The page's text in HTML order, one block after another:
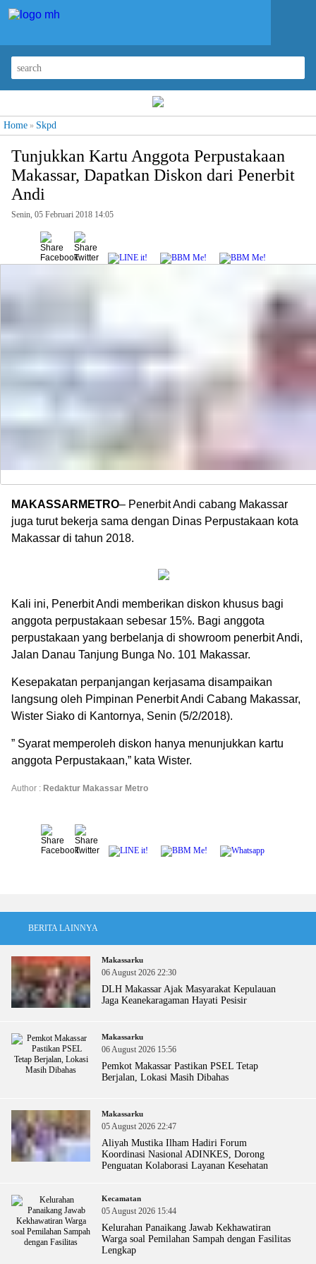
Home » Skpd
Tunjukkan Kartu Anggota Perpustakaan
Makassar, Dapatkan Diskon dari Penerbit
Andi
Senin, 05 Februari 2018 14:05
MAKASSARMETRO– Penerbit Andi cabang Makassar
juga turut bekerja sama dengan Dinas Perpustakaan kota
Makassar di tahun 2018.
Kali ini, Penerbit Andi memberikan diskon khusus bagi
anggota perpustakaan sebesar 15%. Bagi anggota
perpustakaan yang berbelanja di showroom penerbit Andi,
Jalan Danau Tanjung Bunga No. 101 Makassar.
Kesepakatan perpanjangan kerjasama disampaikan
langsung oleh Pimpinan Penerbit Andi Cabang Makassar,
Wister Siako di Kantornya, Senin (5/2/2018).
” Syarat memperoleh diskon hanya menunjukkan kartu
anggota Perpustakaan,” kata Wister.
Author : Redaktur Makassar Metro
BERITA LAINNYA
Makassarku
06 August 2026 22:30
DLH Makassar Ajak Masyarakat Kepulauan
Jaga Keanekaragaman Hayati Pesisir
Makassarku
06 August 2026 15:56
Pemkot Makassar Pastikan PSEL Tetap
Berjalan, Lokasi Masih Dibahas
Makassarku
05 August 2026 22:47
Aliyah Mustika Ilham Hadiri Forum
Koordinasi Nasional ADINKES, Dorong
Penguatan Kolaborasi Layanan Kesehatan
Kecamatan
05 August 2026 15:44
Kelurahan Panaikang Jawab Kekhawatiran
Warga soal Pemilahan Sampah dengan Fasilitas
Lengkap